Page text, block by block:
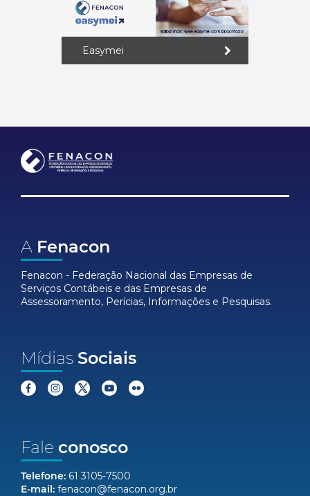
Easymei
A Fenacon
Fenacon - Federação Nacional das Empresas de
Serviços Contábeis e das Empresas de
Assessoramento, Perícias, Informações e Pesquisas.
Mídias Sociais
Fale conosco
Telefone: 61 3105-7500
E-mail: fenacon@fenacon.org.br